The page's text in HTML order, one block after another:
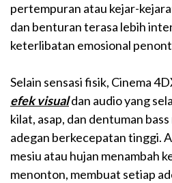
pertempuran atau kejar-
dan benturan terasa lebih
keterlibatan emosional
Selain sensasi fisik, Cinema
efek visualdan audio yang
kilat, asap, dan dentuman
adegan berkecepatan tinggi.
mesiu atau hujan menambah
menonton, membuat setiap